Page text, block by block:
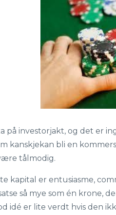
på investorjakt, og det er
kanskjekan bli en
tålmodig.
kapital er entusiasme,
så mye som én krone,
idé er lite verdt hvis den